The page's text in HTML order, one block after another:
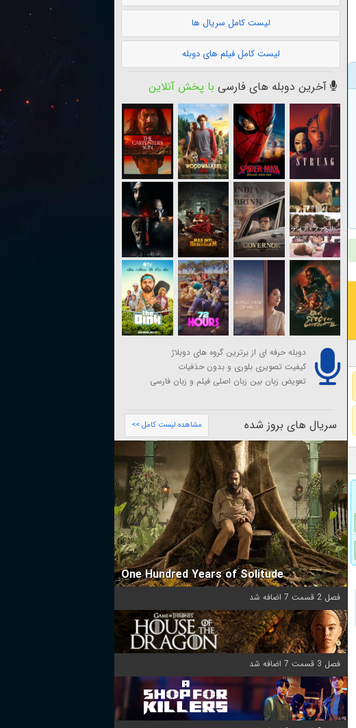
لیست کامل سریال ها
لیست کامل فیلم های دوبله
آخرین دوبله های فارسی با پخش آنلاین
دوبله حرفه ای از برترین گروه های دوبلاژ
کیفیت تصویری بلوری و بدون حذفیات
تعویض زبان بین زبان اصلی فیلم و زبان فارسی
سریال های بروز شده مشاهده لیست کامل >>
One Hundred Years of Solitude
فصل 2 قسمت 7 اضافه شد
فصل 3 قسمت 7 اضافه شد